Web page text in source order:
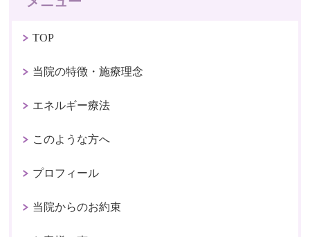
TOP
当院の特徴・施療理念
エネルギー療法
このような方へ
プロフィール
当院からのお約束